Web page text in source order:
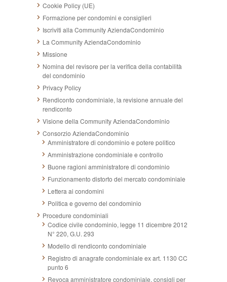
Cookie Policy (UE)
Formazione per condomini e consiglieri
Iscriviti alla Community AziendaCondominio
La Community AziendaCondominio
Missione
Nomina del revisore per la verifica della contabilità
del condominio
Privacy Policy
Rendiconto condominiale, la revisione annuale del
rendiconto
Visione della Community AziendaCondominio
Consorzio AziendaCondominio
Amministratore di condominio e potere politico
Amministrazione condominiale e controllo
Buone ragioni amministratore di condominio
Funzionamento distorto del mercato condominiale
Lettera ai condomini
Politica e governo del condominio
Procedure condominiali
Codice civile condominio, legge 11 dicembre 2012
N° 220, G.U. 293
Modello di rendiconto condominiale
Registro di anagrafe condominiale ex art. 1130 CC
punto 6
Revoca amministratore condominiale, consigli per